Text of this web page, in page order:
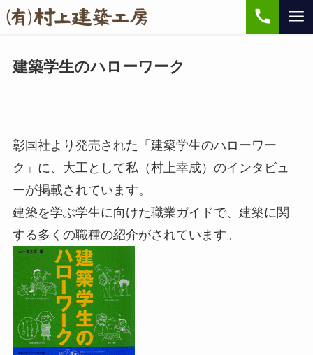
建築学生のハローワーク
彰国社より発売された「建築学生のハローワー
ク」に、大工として私（村上幸成）のインタビュ
ーが掲載されています。
建築を学ぶ学生に向けた職業ガイドで、建築に関
する多くの職種の紹介がされています。